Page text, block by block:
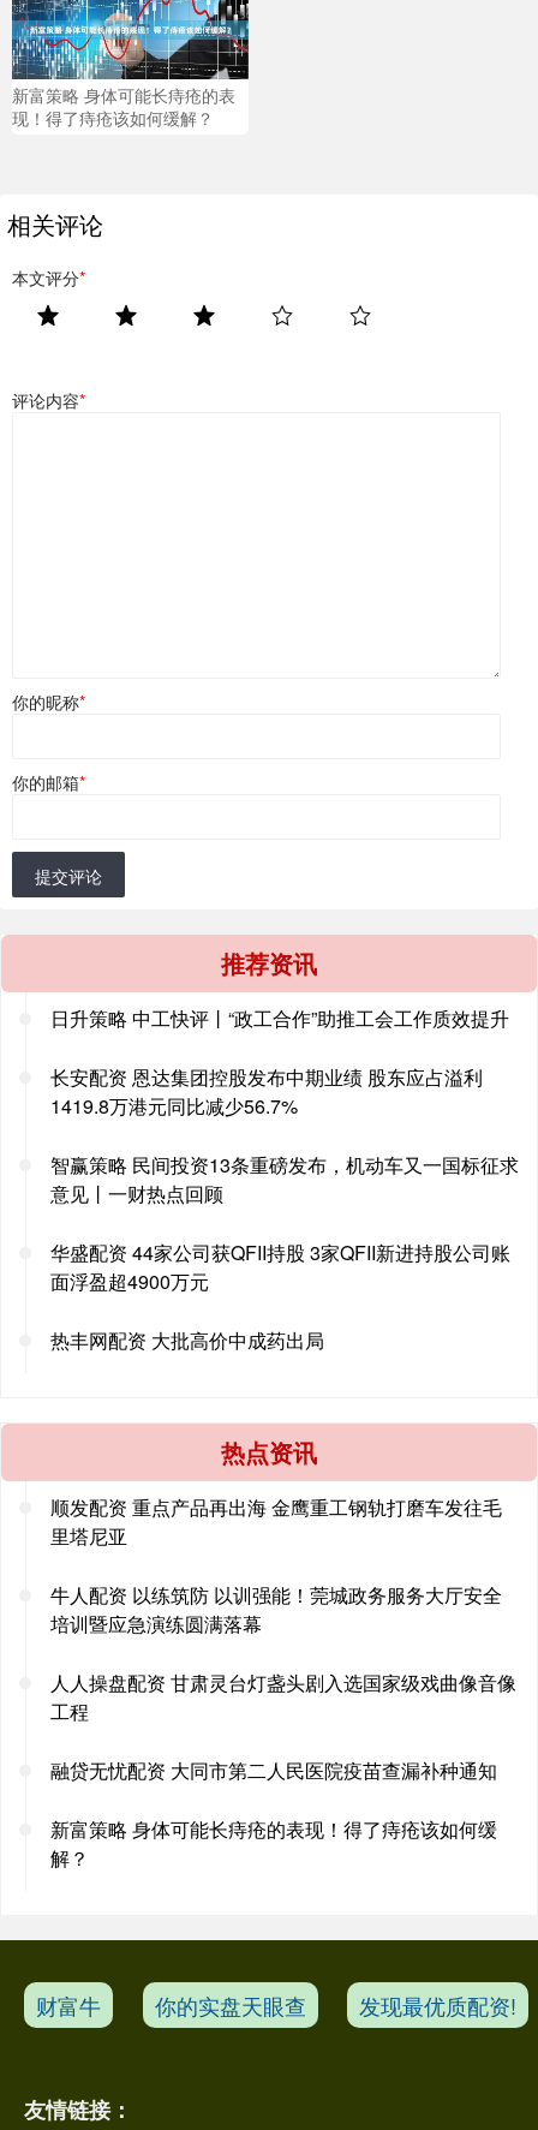
新富策略 身体可能长痔疮的表
现！得了痔疮该如何缓解？
相关评论
本文评分*
评论内容*
你的昵称*
你的邮箱*
提交评论
推荐资讯
日升策略 中工快评丨“政工合作”助推工会工作质效提升
长安配资 恩达集团控股发布中期业绩 股东应占溢利
1419.8万港元同比减少56.7%
智赢策略 民间投资13条重磅发布，机动车又一国标征求
意见丨一财热点回顾
华盛配资 44家公司获QFII持股 3家QFII新进持股公司账
面浮盈超4900万元
热丰网配资 大批高价中成药出局
热点资讯
顺发配资 重点产品再出海 金鹰重工钢轨打磨车发往毛
里塔尼亚
牛人配资 以练筑防 以训强能！莞城政务服务大厅安全
培训暨应急演练圆满落幕
人人操盘配资 甘肃灵台灯盏头剧入选国家级戏曲像音像
工程
融贷无忧配资 大同市第二人民医院疫苗查漏补种通知
新富策略 身体可能长痔疮的表现！得了痔疮该如何缓
解？
财富牛 你的实盘天眼查 发现最优质配资!
友情链接：